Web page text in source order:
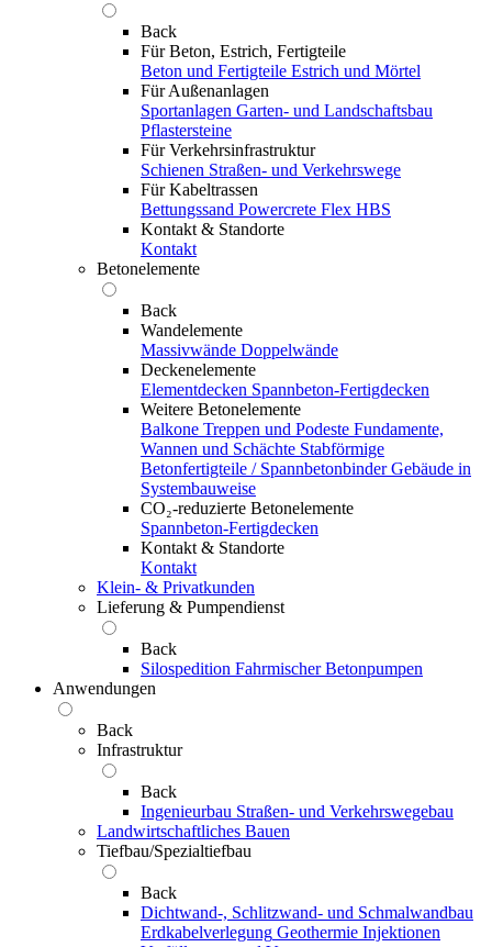
Back
Für Beton, Estrich, Fertigteile
Beton und Fertigteile Estrich und Mörtel
Für Außenanlagen
Sportanlagen Garten- und Landschaftsbau
Pflastersteine
Für Verkehrsinfrastruktur
Schienen Straßen- und Verkehrswege
Für Kabeltrassen
Bettungssand Powercrete Flex HBS
Kontakt & Standorte
Kontakt
Betonelemente
Back
Wandelemente
Massivwände Doppelwände
Deckenelemente
Elementdecken Spannbeton-Fertigdecken
Weitere Betonelemente
Balkone Treppen und Podeste Fundamente,
Wannen und Schächte Stabförmige
Betonfertigteile / Spannbetonbinder Gebäude in
Systembauweise
CO₂-reduzierte Betonelemente
Spannbeton-Fertigdecken
Kontakt & Standorte
Kontakt
Klein- & Privatkunden
Lieferung & Pumpendienst
Back
Silospedition Fahrmischer Betonpumpen
Anwendungen
Back
Infrastruktur
Back
Ingenieurbau Straßen- und Verkehrswegebau
Landwirtschaftliches Bauen
Tiefbau/Spezialtiefbau
Back
Dichtwand-, Schlitzwand- und Schmalwandbau
Erdkabelverlegung Geothermie Injektionen